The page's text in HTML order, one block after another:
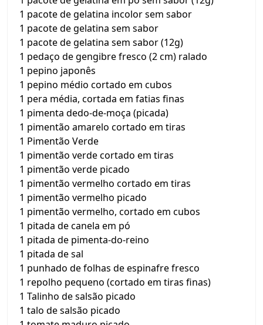
1 pacote de gelatina incolor sem sabor
1 pacote de gelatina sem sabor
1 pacote de gelatina sem sabor (12g)
1 pedaço de gengibre fresco (2 cm) ralado
1 pepino japonês
1 pepino médio cortado em cubos
1 pera média, cortada em fatias finas
1 pimenta dedo-de-moça (picada)
1 pimentão amarelo cortado em tiras
1 Pimentão Verde
1 pimentão verde cortado em tiras
1 pimentão verde picado
1 pimentão vermelho cortado em tiras
1 pimentão vermelho picado
1 pimentão vermelho, cortado em cubos
1 pitada de canela em pó
1 pitada de pimenta-do-reino
1 pitada de sal
1 punhado de folhas de espinafre fresco
1 repolho pequeno (cortado em tiras finas)
1 Talinho de salsão picado
1 talo de salsão picado